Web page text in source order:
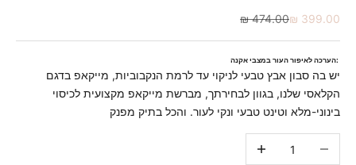
מחיר מבצע
399.00 ₪ מחיר רגיל
474.00 ₪
:הערכה לאיפור העור במצבי אקנה
יש בה סבון אבץ טבעי לניקוי עד לרמת הנקבוביות, מייקאפ בדגם
הקלאסי שלנו, בגוון לבחירתך, מברשת מייקאפ מקצועית לכיסוי
בינוני-מלא וטינט טבעי ונקי לעור. והכל בתיק מפנק
הקטיני כמות הגדילי כמות